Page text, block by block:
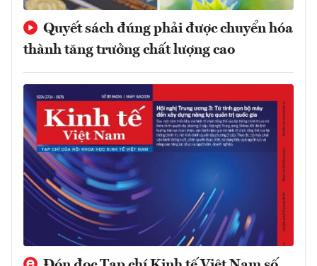
Quyết sách đúng phải được chuyển hóa
thành tăng trưởng chất lượng cao